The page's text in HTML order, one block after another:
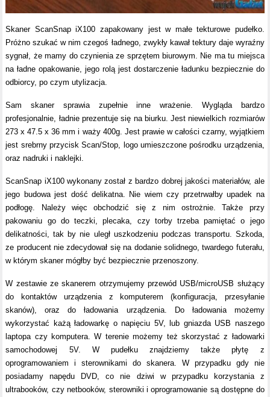
Skaner ScanSnap iX100 zapakowany jest w małe tekturowe pudełko.
Próżno szukać w nim czegoś ładnego, zwykły kawał tektury daje wyraźny
sygnał, że mamy do czynienia ze sprzętem biurowym. Nie ma tu miejsca
na ładne opakowanie, jego rolą jest dostarczenie ładunku bezpiecznie do
odbiorcy, po czym utylizacja.
Sam skaner sprawia zupełnie inne wrażenie. Wygląda bardzo
profesjonalnie, ładnie prezentuje się na biurku. Jest niewielkich rozmiarów
273 x 47.5 x 36 mm i waży 400g. Jest prawie w całości czarny, wyjątkiem
jest srebrny przycisk Scan/Stop, logo umieszczone pośrodku urządzenia,
oraz nadruki i naklejki.
ScanSnap iX100 wykonany został z bardzo dobrej jakości materiałów, ale
jego budowa jest dość delikatna. Nie wiem czy przetrwałby upadek na
podłogę. Należy więc obchodzić się z nim ostrożnie. Także przy
pakowaniu go do teczki, plecaka, czy torby trzeba pamiętać o jego
delikatności, tak by nie uległ uszkodzeniu podczas transportu. Szkoda,
ze producent nie zdecydował się na dodanie solidnego, twardego futerału,
w którym skaner mógłby być bezpiecznie przenoszony.
W zestawie ze skanerem otrzymujemy przewód USB/microUSB służący
do kontaktów urządzenia z komputerem (konfiguracja, przesyłanie
skanów), oraz do ładowania urządzenia. Do ładowania możemy
wykorzystać każą ładowarkę o napięciu 5V, lub gniazda USB naszego
laptopa czy komputera. W terenie możemy też skorzystać z ładowarki
samochodowej 5V. W pudełku znajdziemy także płytę z
oprogramowaniem i sterownikami do skanera. W przypadku gdy nie
posiadamy napędu DVD, co nie dziwi w przypadku korzystania z
ultrabooków, czy netbooków, sterowniki i oprogramowanie są dostępne do